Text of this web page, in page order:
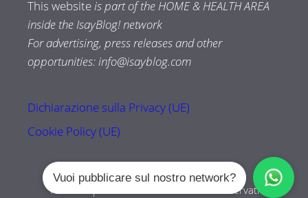
This websiteis part of the HOME & HEALTH AREA
inside the IsayBlog! network
For advertising, press releases and other
opportunities:info@isayblog.com
Dichiarazione sulla Privacy (UE)
Cookie Policy (UE)
Tuttozampe.com © 2026 Tutti i diritti riservati
Vuoi pubblicare sul nostro network?